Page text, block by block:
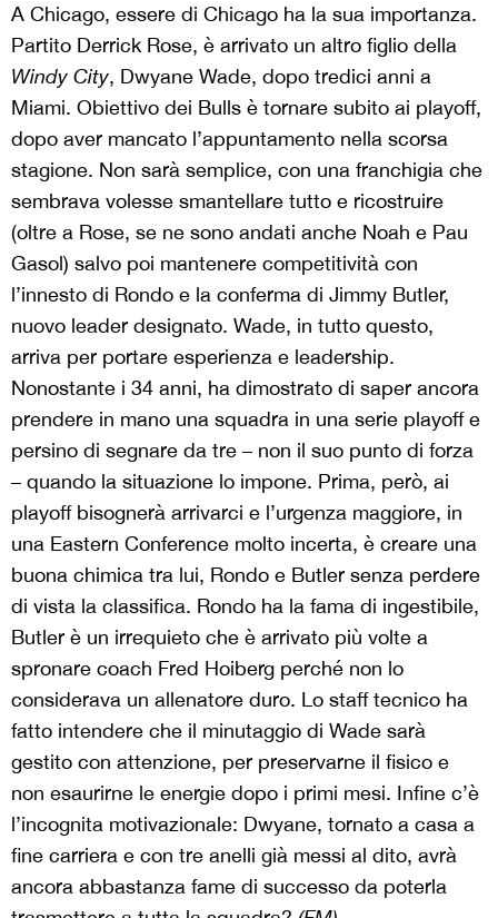
A Chicago, essere di Chicago ha la sua importanza.
Partito Derrick Rose, è arrivato un altro figlio della
Windy City, Dwyane Wade, dopo tredici anni a
Miami. Obiettivo dei Bulls è tornare subito ai playoff,
dopo aver mancato l’appuntamento nella scorsa
stagione. Non sarà semplice, con una franchigia che
sembrava volesse smantellare tutto e ricostruire
(oltre a Rose, se ne sono andati anche Noah e Pau
Gasol) salvo poi mantenere competitività con
l’innesto di Rondo e la conferma di Jimmy Butler,
nuovo leader designato. Wade, in tutto questo,
arriva per portare esperienza e leadership.
Nonostante i 34 anni, ha dimostrato di saper ancora
prendere in mano una squadra in una serie playoff e
persino di segnare da tre – non il suo punto di forza
– quando la situazione lo impone. Prima, però, ai
playoff bisognerà arrivarci e l’urgenza maggiore, in
una Eastern Conference molto incerta, è creare una
buona chimica tra lui, Rondo e Butler senza perdere
di vista la classifica. Rondo ha la fama di ingestibile,
Butler è un irrequieto che è arrivato più volte a
spronare coach Fred Hoiberg perché non lo
considerava un allenatore duro. Lo staff tecnico ha
fatto intendere che il minutaggio di Wade sarà
gestito con attenzione, per preservarne il fisico e
non esaurirne le energie dopo i primi mesi. Infine c’è
l’incognita motivazionale: Dwyane, tornato a casa a
fine carriera e con tre anelli già messi al dito, avrà
ancora abbastanza fame di successo da poterla